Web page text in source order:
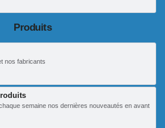
Produits
nos fabricants
semaine nos dernières nouveautés en avant